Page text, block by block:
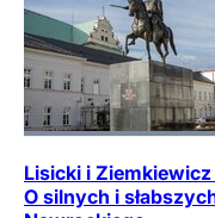
Lisicki i
O silnych i